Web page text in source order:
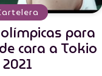
para
cara a Tokio
2021